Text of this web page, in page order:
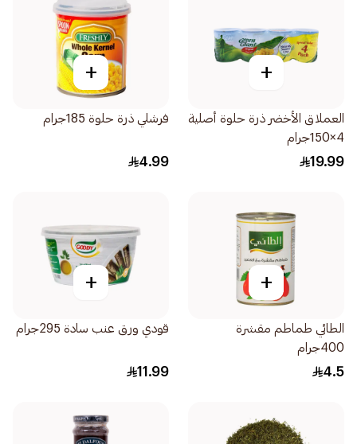
+
العملاق الأخضر ذرة حلوة أصلية
4×150جرام
19.99
+
فرشلي ذرة حلوة 185جرام
4.99
+
الطائي طماطم مقشرة
400جرام
4.5
+
قودي ورق عنب سادة 295جرام
11.99